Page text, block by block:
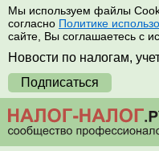
Мы используем файлы
согласно Политике
сайте, Вы соглашаетесь с
Новости по налогам,
Подписаться